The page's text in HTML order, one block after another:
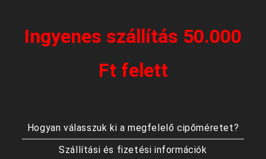
Ingyenes szállítás 50.000
Ft felett
Hogyan válasszuk ki a megfelelő cipőméretet?
Szállítási és fizetési információk